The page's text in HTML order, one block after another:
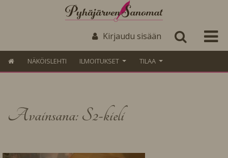
Kirjaudu sisään
NÄKÖISLEHTI ILMOITUKSET TILAA
Avainsana: S2-kieli